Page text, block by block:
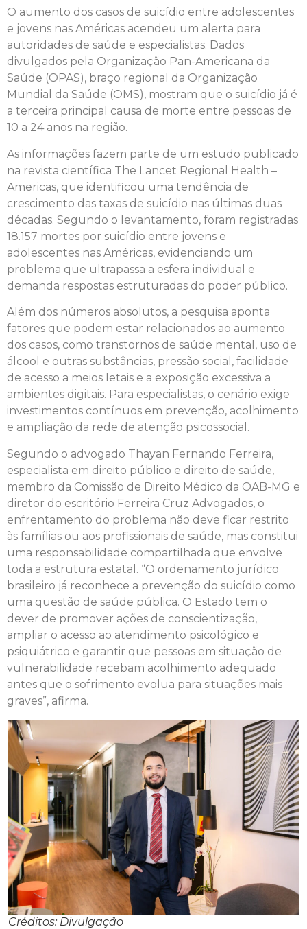
O aumento dos casos de suicídio entre adolescentes
e jovens nas Américas acendeu um alerta para
autoridades de saúde e especialistas. Dados
divulgados pela Organização Pan-Americana da
Saúde (OPAS), braço regional da Organização
Mundial da Saúde (OMS), mostram que o suicídio já é
a terceira principal causa de morte entre pessoas de
10 a 24 anos na região.
As informações fazem parte de um estudo publicado
na revista científica The Lancet Regional Health –
Americas, que identificou uma tendência de
crescimento das taxas de suicídio nas últimas duas
décadas. Segundo o levantamento, foram registradas
18.157 mortes por suicídio entre jovens e
adolescentes nas Américas, evidenciando um
problema que ultrapassa a esfera individual e
demanda respostas estruturadas do poder público.
Além dos números absolutos, a pesquisa aponta
fatores que podem estar relacionados ao aumento
dos casos, como transtornos de saúde mental, uso de
álcool e outras substâncias, pressão social, facilidade
de acesso a meios letais e a exposição excessiva a
ambientes digitais. Para especialistas, o cenário exige
investimentos contínuos em prevenção, acolhimento
e ampliação da rede de atenção psicossocial.
Segundo o advogado Thayan Fernando Ferreira,
especialista em direito público e direito de saúde,
membro da Comissão de Direito Médico da OAB-MG e
diretor do escritório Ferreira Cruz Advogados, o
enfrentamento do problema não deve ficar restrito
às famílias ou aos profissionais de saúde, mas constitui
uma responsabilidade compartilhada que envolve
toda a estrutura estatal. “O ordenamento jurídico
brasileiro já reconhece a prevenção do suicídio como
uma questão de saúde pública. O Estado tem o
dever de promover ações de conscientização,
ampliar o acesso ao atendimento psicológico e
psiquiátrico e garantir que pessoas em situação de
vulnerabilidade recebam acolhimento adequado
antes que o sofrimento evolua para situações mais
graves”, afirma.
Créditos: Divulgação